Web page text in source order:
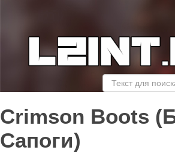
Crimson Boots
Сапоги)